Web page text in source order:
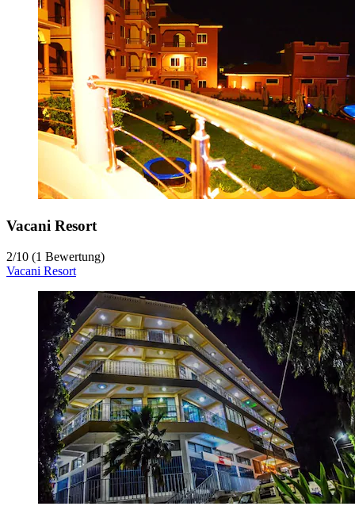
Vacani Resort
2/10 (1 Bewertung)
Vacani Resort